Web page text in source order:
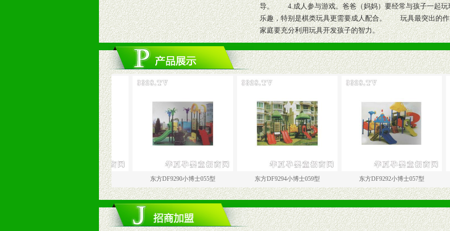
导。 4.成人参与游戏。爸爸（妈妈）要经常与孩子一起玩
乐趣，特别是棋类玩具更需要成人配合。 玩具最突出的作
家庭要充分利用玩具开发孩子的智力。
东方DF9290小博士055型 东方DF9294小博士059型 东方DF9292小博士057型